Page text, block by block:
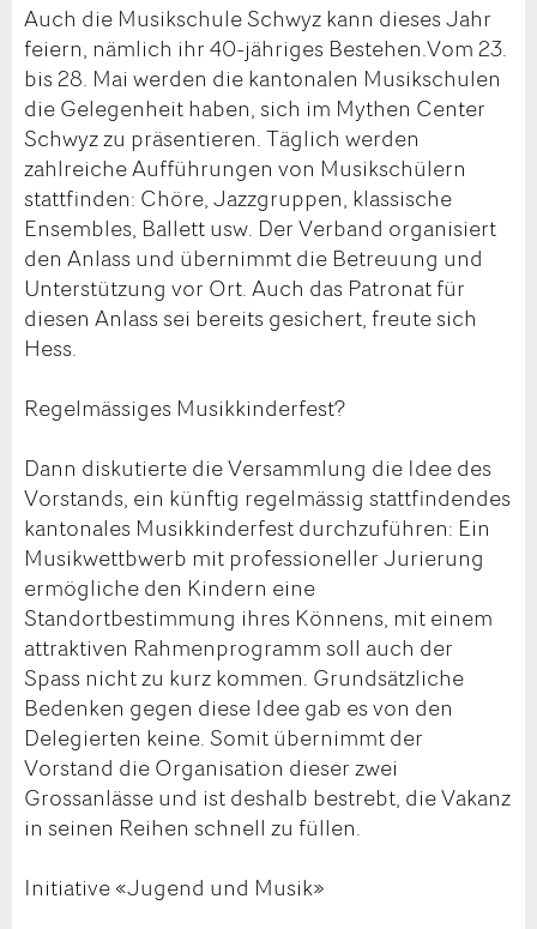
Auch die Musikschule Schwyz kann dieses Jahr
feiern, nämlich ihr 40-jähriges Bestehen.Vom 23.
bis 28. Mai werden die kantonalen Musikschulen
die Gelegenheit haben, sich im Mythen Center
Schwyz zu präsentieren. Täglich werden
zahlreiche Aufführungen von Musikschülern
stattfinden: Chöre, Jazzgruppen, klassische
Ensembles, Ballett usw. Der Verband organisiert
den Anlass und übernimmt die Betreuung und
Unterstützung vor Ort. Auch das Patronat für
diesen Anlass sei bereits gesichert, freute sich
Hess.
Regelmässiges Musikkinderfest?
Dann diskutierte die Versammlung die Idee des
Vorstands, ein künftig regelmässig stattfindendes
kantonales Musikkinderfest durchzuführen: Ein
Musikwettbwerb mit professioneller Jurierung
ermögliche den Kindern eine
Standortbestimmung ihres Könnens, mit einem
attraktiven Rahmenprogramm soll auch der
Spass nicht zu kurz kommen. Grundsätzliche
Bedenken gegen diese Idee gab es von den
Delegierten keine. Somit übernimmt der
Vorstand die Organisation dieser zwei
Grossanlässe und ist deshalb bestrebt, die Vakanz
in seinen Reihen schnell zu füllen.
Initiative «Jugend und Musik»